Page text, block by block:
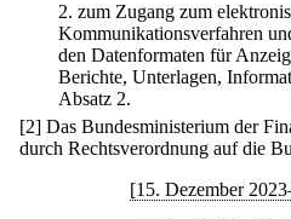
2. zum Zugang zum
Kommunikationsverfahren
den Datenformaten für
Berichte, Unterlagen,
Absatz 2.
[2] Das Bundesministerium der
durch Rechtsverordnung auf die
[15. Dezember